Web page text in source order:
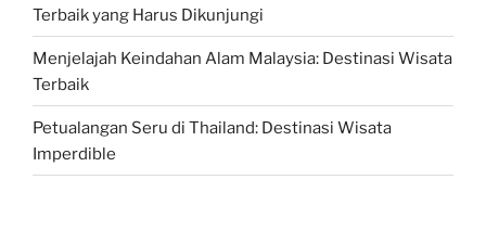
Terbaik yang Harus Dikunjungi
Menjelajah Keindahan Alam Malaysia: Destinasi Wisata
Terbaik
Petualangan Seru di Thailand: Destinasi Wisata
Imperdible